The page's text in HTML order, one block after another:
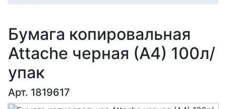
Бумага копировальная
Attache черная (А4) 100л/
упак
Арт. 1819617